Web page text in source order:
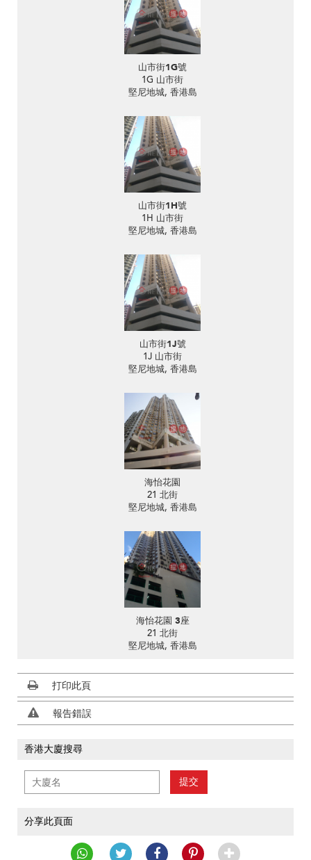
山市街1G號
1G 山市街
堅尼地城, 香港島
山市街1H號
1H 山市街
堅尼地城, 香港島
山市街1J號
1J 山市街
堅尼地城, 香港島
海怡花園
21 北街
堅尼地城, 香港島
海怡花園 3座
21 北街
堅尼地城, 香港島
打印此頁
報告錯誤
香港大廈搜尋
提交
分享此頁面